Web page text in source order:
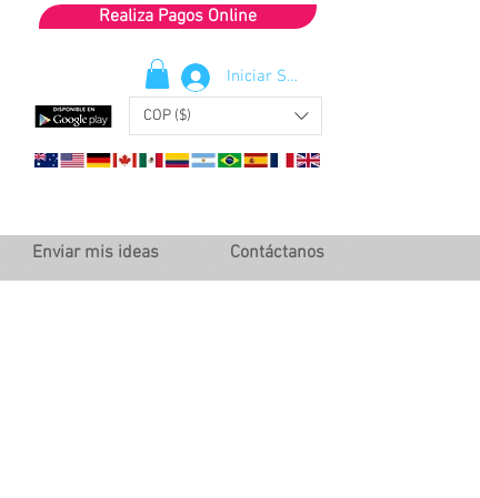
Realiza Pagos Online
COP ($)
Iniciar Sesión
Enviar mis ideas Contáctanos